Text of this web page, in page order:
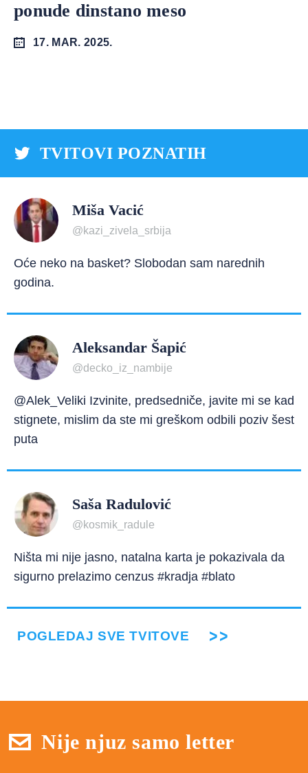
ponude dinstano meso
17. MAR. 2025.
TVITOVI POZNATIH
Miša Vacić
@kazi_zivela_srbija
Oće neko na basket? Slobodan sam narednih
godina.
Aleksandar Šapić
@decko_iz_nambije
@Alek_Veliki Izvinite, predsedniče, javite mi se kad
stignete, mislim da ste mi greškom odbili poziv šest
puta
Saša Radulović
@kosmik_radule
Ništa mi nije jasno, natalna karta je pokazivala da
sigurno prelazimo cenzus #kradja #blato
POGLEDAJ SVE TVITOVE
Nije njuz samo letter